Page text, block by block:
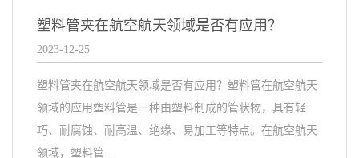
塑料管夹在航空航天领域是否有应用？
2023-12-25
塑料管夹在航空航天领域是否有应用？塑料管在航空航天
领域的应用塑料管是一种由塑料制成的管状物，具有轻
巧、耐腐蚀、耐高温、绝缘、易加工等特点。在航空航天
领域，塑料管...